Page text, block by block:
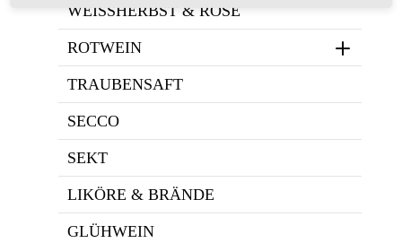
WEISSHERBST & ROSÉ
ROTWEIN
TRAUBENSAFT
SECCO
SEKT
LIKÖRE & BRÄNDE
GLÜHWEIN